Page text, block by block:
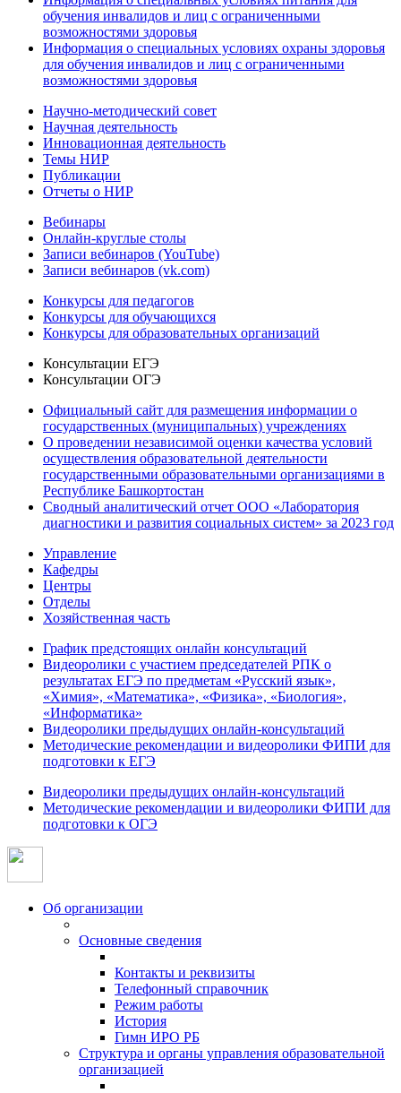
обучения инвалидов и лиц с ограниченными
возможностями здоровья
Информация о специальных условиях охраны здоровья
для обучения инвалидов и лиц с ограниченными
возможностями здоровья
Научно-методический совет
Научная деятельность
Инновационная деятельность
Темы НИР
Публикации
Отчеты о НИР
Вебинары
Онлайн-круглые столы
Записи вебинаров (YouTube)
Записи вебинаров (vk.com)
Конкурсы для педагогов
Конкурсы для обучающихся
Конкурсы для образовательных организаций
Консультации ЕГЭ
Консультации ОГЭ
Официальный сайт для размещения информации о
государственных (муниципальных) учреждениях
О проведении независимой оценки качества условий
осуществления образовательной деятельности
государственными образовательными организациями в
Республике Башкортостан
Сводный аналитический отчет ООО «Лаборатория
диагностики и развития социальных систем» за 2023 год
Управление
Кафедры
Центры
Отделы
Хозяйственная часть
График предстоящих онлайн консультаций
Видеоролики с участием председателей РПК о
результатах ЕГЭ по предметам «Русский язык»,
«Химия», «Математика», «Физика», «Биология»,
«Информатика»
Видеоролики предыдущих онлайн-консультаций
Методические рекомендации и видеоролики ФИПИ для
подготовки к ЕГЭ
Видеоролики предыдущих онлайн-консультаций
Методические рекомендации и видеоролики ФИПИ для
подготовки к ОГЭ
Об организации
Основные сведения
Контакты и реквизиты
Телефонный справочник
Режим работы
История
Гимн ИРО РБ
Структура и органы управления образовательной
организацией